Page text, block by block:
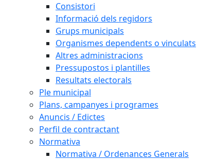
Consistori
Informació dels regidors
Grups municipals
Organismes dependents o vinculats
Altres administracions
Pressupostos i plantilles
Resultats electorals
Ple municipal
Plans, campanyes i programes
Anuncis / Edictes
Perfil de contractant
Normativa
Normativa / Ordenances Generals